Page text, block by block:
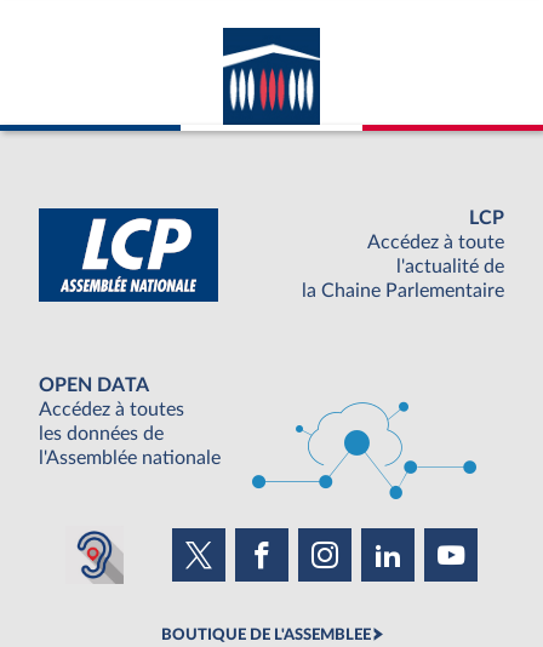
LCP
Accédez à toute
l'actualité de
la Chaine Parlementaire
OPEN DATA
Accédez à toutes
les données de
l'Assemblée nationale
BOUTIQUE DE L'ASSEMBLEE